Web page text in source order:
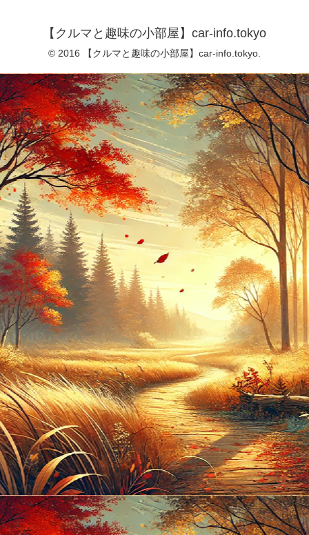
【クルマと趣味の小部屋】car-info.tokyo
© 2016 【クルマと趣味の小部屋】car-info.tokyo.